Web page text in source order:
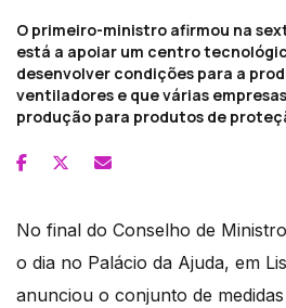
O primeiro-ministro afirmou na
está a apoiar um centro
desenvolver condições para a
ventiladores e que várias
produção para produtos de
No final do Conselho de
o dia no Palácio da Ajuda, em
anunciou o conjunto de